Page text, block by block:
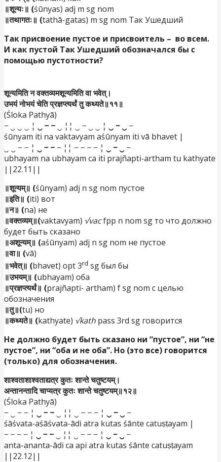
॥शून्यः॥ (śūnyas) adj m sg nom
॥तथागतः॥ (tathā-gatas) m sg nom Так Ушедший
Так присвоение пустое и присвоитель – во всем.
И как пустой Так Ушедший обозначался бы с
помощью пустотности?
शून्यमिति न वक्तव्यमशून्यमिति वा भवेत्।
उभयं नोभयं चेति प्रज्ञप्त्यर्थं तु कथ्यते॥११॥
(Śloka Pathyā)
− ‿ ‿ ‿ ¦ ‿ − − ‿ ¦¦ ‿ − ‿ ‿ ¦ ‿ − ‿ −
śūnyam iti na vaktavyam aśūnyam iti vā bhavet |
‿ ‿ − − ¦ ‿ − − − ¦¦ − − − − ¦ ‿ − ‿ −
ubhayam na ubhayam ca iti prajñapti-artham tu kathyate
||22.11||
॥शून्यम्॥ (śūnyam) adj n sg nom пустое
॥इति॥ (iti) вот
॥न॥ (na) не
॥वक्तव्यम्॥(vaktavyam) √vacfpp n nom sg то что должно
будет быть сказано
॥अशून्यम्॥ (aśūnyam) adj n sg nom не пустое
॥वा॥ (vā)
॥भवेत्॥ (bhavet) opt 3rd sg был бы
॥उभयम्॥ (ubhayam) оба
॥प्रज्ञप्त्यर्थं॥ (prajñapti- artham) f sg nom с целью
обозначения
॥तु॥(tu) но
॥कथ्यते॥ (kathyate) √kath pass 3rd sg говорится
Не должно будет быть сказано ни “пустое”, ни “не
пустое”, ни “оба и не оба”. Но (это все) говорится
(только) для обозначения.
शाश्वताशाश्वताद्यत्र कुतः शान्ते चतुष्टयम्।
अन्तानन्तादि चाप्यत्र कुतः शान्ते चतुष्टयम्॥१२॥
(Śloka Pathyā)
− ‿ − − ¦ ‿ − − ‿ ¦¦ ‿ − − − ¦ ‿ − ‿ −
śāśvata-aśāśvata-ādi atra kutas śānte catuṣṭayam |
− − − − ¦ ‿ − − ‿ ¦¦ ‿ − − − ¦ ‿ − ‿ −
anta-ananta-ādi ca api atra kutas śānte catuṣṭayam
||22.12||